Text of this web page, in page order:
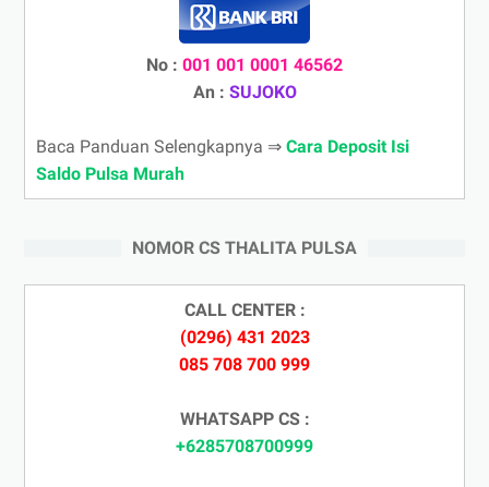
No : 001 001 0001 46562
An : SUJOKO
Baca Panduan Selengkapnya ⇒ Cara Deposit Isi
Saldo Pulsa Murah
NOMOR CS THALITA PULSA
CALL CENTER :
(0296) 431 2023
085 708 700 999
WHATSAPP CS :
+6285708700999